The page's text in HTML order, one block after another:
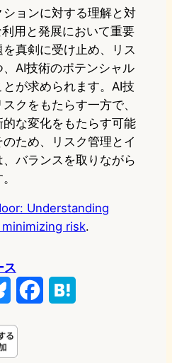
ョンに対する理解と対
用と発展において重要
真剣に受け止め、リス
AI技術のポテンシャル
が求められます。AI技
クをもたらす一方で、
な変化をもたらす可能
ため、リスク管理とイ
バランスを取りながら
Understanding
risk.
ス
u